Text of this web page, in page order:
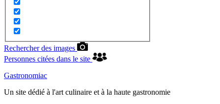
Rechercher des images
Personnes citées dans le site
Gastronomiac
Un site dédié à l'art culinaire et à la haute gastronomie